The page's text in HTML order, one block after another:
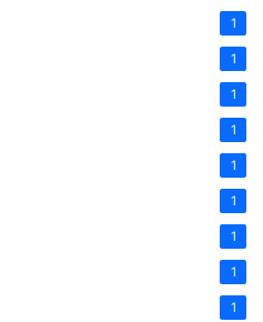
1
1
1
1
1
1
1
1
1